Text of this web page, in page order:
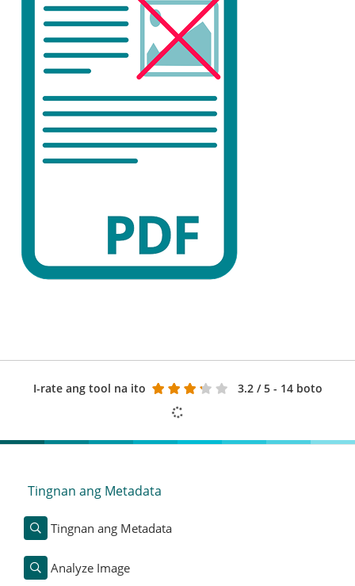
I-rate ang tool na ito 3.2 / 5 - 14 boto
Tingnan ang Metadata
Tingnan ang Metadata
Analyze Image